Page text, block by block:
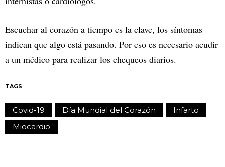
Escuchar al corazón a tiempo es la clave, los síntomas
indican que algo está pasando. Por eso es necesario acudir
a un médico para realizar los chequeos diarios.
TAGS
Covid-19 Día Mundial del Corazón
Infarto
Miocardio